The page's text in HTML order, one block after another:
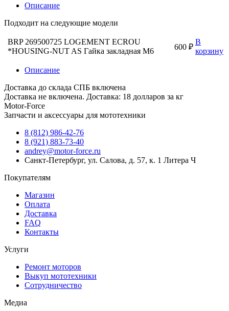
Описание
Подходит на следующие модели
BRP 269500725 LOGEMENT ECROU
*HOUSING-NUT AS Гайка закладная M6
600 ₽
В
корзину
Описание
Доставка до склада СПБ включена
Доставка не включена. Доставка: 18 долларов за кг
Motor-Force
Запчасти и аксессуары для мототехники
8 (812) 986-42-76
8 (921) 883-73-40
andrey@motor-force.ru
Санкт-Петербург, ул. Салова, д. 57, к. 1 Литера Ч
Покупателям
Магазин
Оплата
Доставка
FAQ
Контакты
Услуги
Ремонт моторов
Выкуп мототехники
Сотрудничество
Медиа